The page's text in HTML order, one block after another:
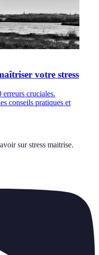
votre stress
erreurs cruciales.
conseils pratiques et
sur stress maitrise.